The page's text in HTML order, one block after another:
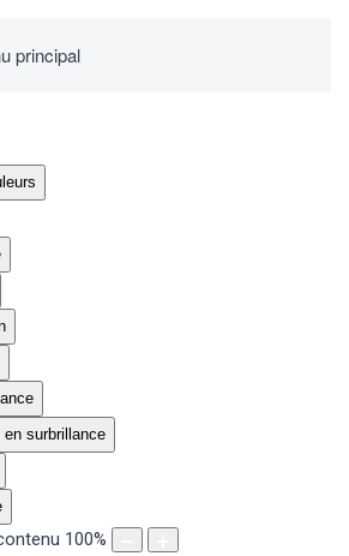
surbrillance
100%
principal